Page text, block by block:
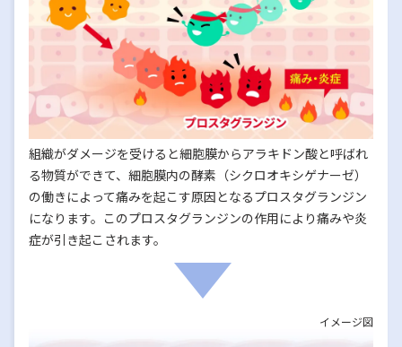
組織がダメージを受けると細胞膜からアラキドン酸と呼ばれ
る物質ができて、細胞膜内の酵素（シクロオキシゲナーゼ）
の働きによって痛みを起こす原因となるプロスタグランジン
になります。このプロスタグランジンの作用により痛みや炎
症が引き起こされます。
イメージ図